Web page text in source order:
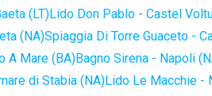
(LT)Lido Don Pablo - Castel
(NA)Spiaggia Di Torre Guaceto -
A Mare (BA)Bagno Sirena - Napoli
di Stabia (NA)Lido Le Macchie -